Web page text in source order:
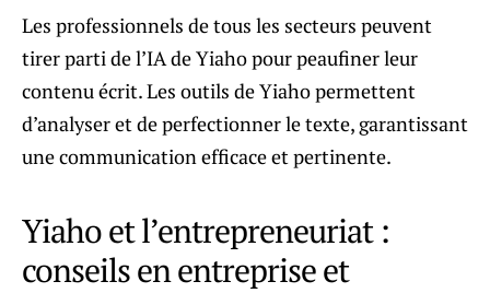
Les professionnels de tous les secteurs peuvent
tirer parti de l’IA de Yiaho pour peaufiner leur
contenu écrit. Les outils de Yiaho permettent
d’analyser et de perfectionner le texte, garantissant
une communication efficace et pertinente.
Yiaho et l’entrepreneuriat :
conseils en entreprise et